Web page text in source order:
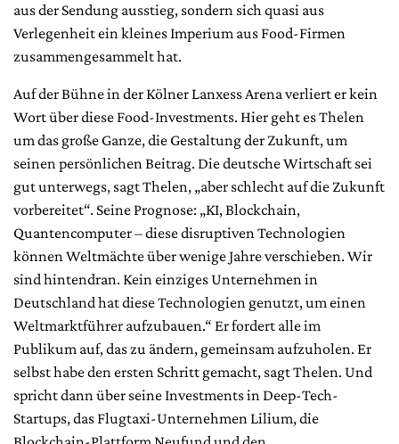
aus der Sendung ausstieg, sondern sich quasi aus
Verlegenheit ein kleines Imperium aus Food-Firmen
zusammengesammelt hat.
Auf der Bühne in der Kölner Lanxess Arena verliert er kein
Wort über diese Food-Investments. Hier geht es Thelen
um das große Ganze, die Gestaltung der Zukunft, um
seinen persönlichen Beitrag. Die deutsche Wirtschaft sei
gut unterwegs, sagt Thelen, „aber schlecht auf die Zukunft
vorbereitet“. Seine Prognose: „KI, Blockchain,
Quantencomputer – diese disruptiven Technologien
können Weltmächte über wenige Jahre verschieben. Wir
sind hintendran. Kein einziges Unternehmen in
Deutschland hat diese Technologien genutzt, um einen
Weltmarktführer aufzubauen.“ Er fordert alle im
Publikum auf, das zu ändern, gemeinsam aufzuholen. Er
selbst habe den ersten Schritt gemacht, sagt Thelen. Und
spricht dann über seine Investments in Deep-Tech-
Startups, das Flugtaxi-Unternehmen Lilium, die